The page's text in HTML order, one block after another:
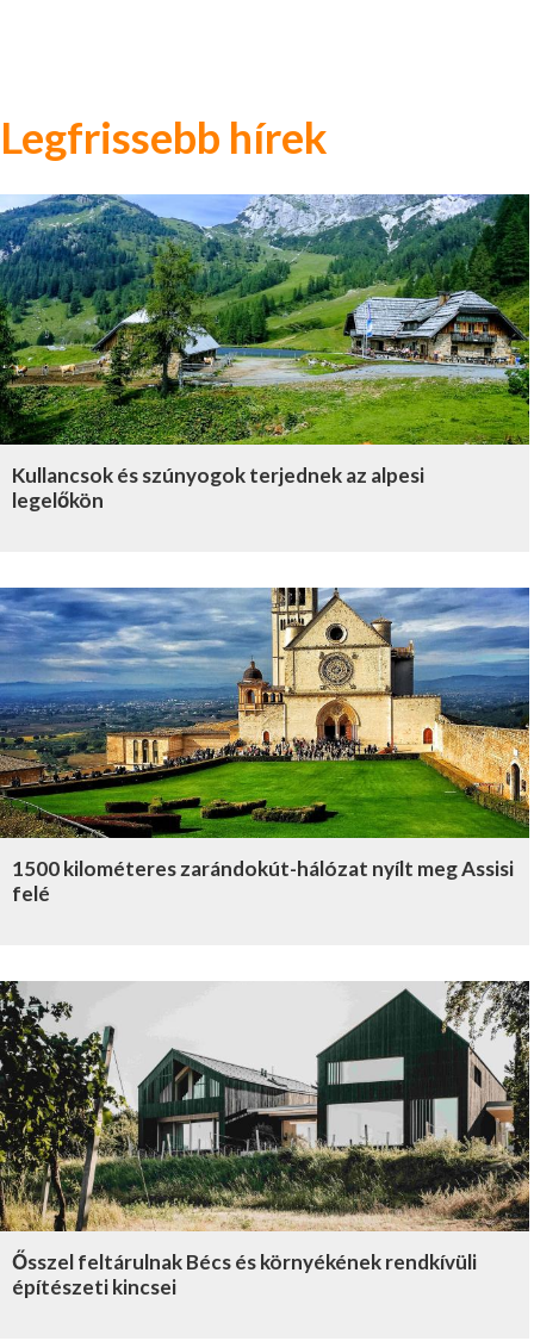
Legfrissebb hírek
Kullancsok és szúnyogok terjednek az alpesi
legelőkön
1500 kilométeres zarándokút-hálózat nyílt meg Assisi
felé
Ősszel feltárulnak Bécs és környékének rendkívüli
építészeti kincsei